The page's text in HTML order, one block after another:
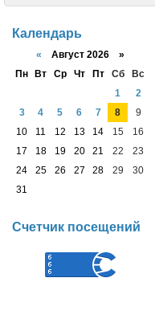
Календарь
« Август 2026 »
Пн
Вт Ср Чт Пт Сб
Вс
1
2
3
4 5 6 7 8
9
10
11 12 13 14 15
16
17
18 19 20 21 22
23
24
25 26 27 28 29
30
31
Счетчик посещений